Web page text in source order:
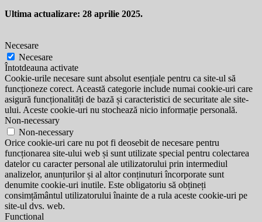
Ultima actualizare: 28 aprilie 2025.
Necesare
Necesare
Întotdeauna activate
Cookie-urile necesare sunt absolut esențiale pentru ca site-ul să
funcționeze corect. Această categorie include numai cookie-uri care
asigură funcționalități de bază și caracteristici de securitate ale site-
ului. Aceste cookie-uri nu stochează nicio informație personală.
Non-necessary
Non-necessary
Orice cookie-uri care nu pot fi deosebit de necesare pentru
funcționarea site-ului web și sunt utilizate special pentru colectarea
datelor cu caracter personal ale utilizatorului prin intermediul
analizelor, anunțurilor și al altor conținuturi încorporate sunt
denumite cookie-uri inutile. Este obligatoriu să obțineți
consimțământul utilizatorului înainte de a rula aceste cookie-uri pe
site-ul dvs. web.
Functional